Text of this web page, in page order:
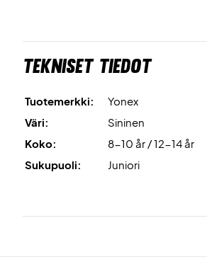
Tekniset tiedot
Tuotemerkki:
Yonex
Väri:
Sininen
Koko:
8-10 år / 12-14 år
Sukupuoli:
Juniori